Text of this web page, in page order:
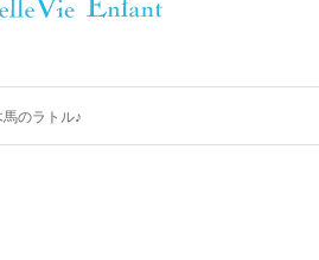
のラトル♪